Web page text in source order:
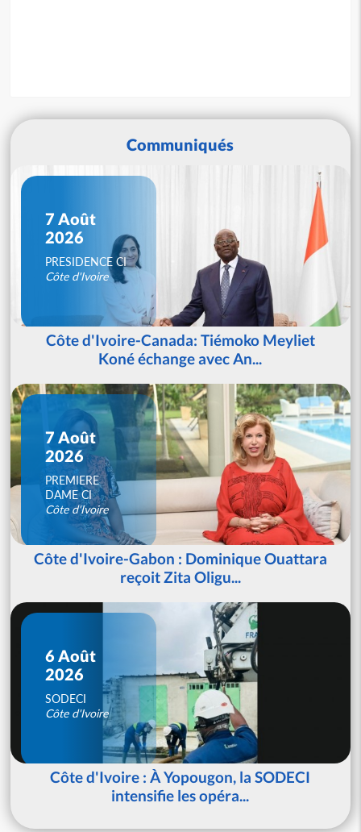
Communiqués
7 Août
2026
PRESIDENCE CI
Côte d'Ivoire
Côte d'Ivoire-Canada: Tiémoko Meyliet
Koné échange avec An...
7 Août
2026
PREMIERE
DAME CI
Côte d'Ivoire
Côte d'Ivoire-Gabon : Dominique Ouattara
reçoit Zita Oligu...
6 Août
2026
SODECI
Côte d'Ivoire
Côte d'Ivoire : À Yopougon, la SODECI
intensifie les opéra...